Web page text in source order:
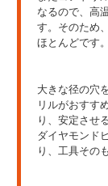
なるので、高
す。そのため
ほとんどです。
大きな径の穴
リルがおすす
り、安定させ
ダイヤモンド
り、工具その